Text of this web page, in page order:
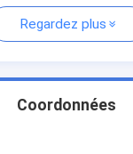
Regardez plus
Coordonnées